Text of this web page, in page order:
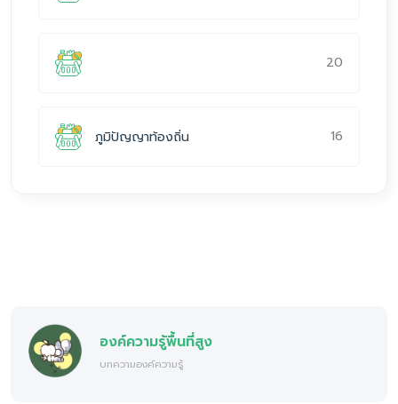
20
ภูมิปัญญาท้องถิ่น 16
องค์ความรู้พื้นที่สูง
บทความองค์ความรู้